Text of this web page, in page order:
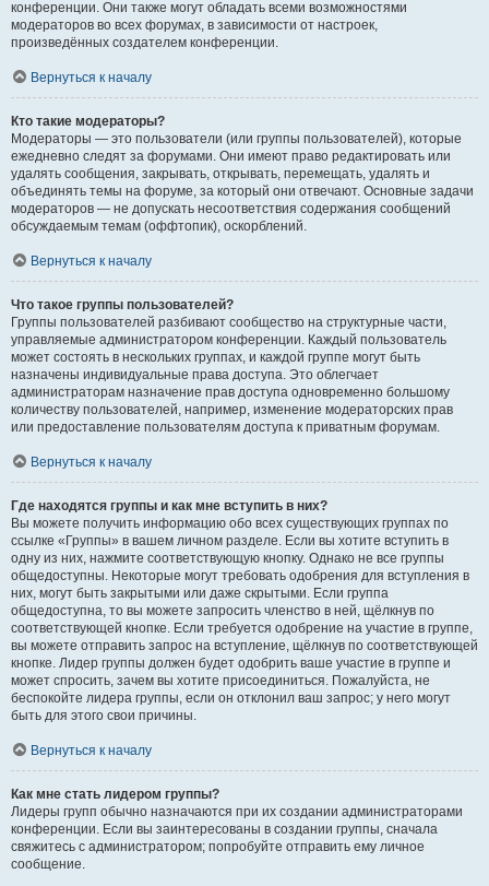
конференции. Они также могут обладать всеми возможностями
модераторов во всех форумах, в зависимости от настроек,
произведённых создателем конференции.
Вернуться к началу
Кто такие модераторы?
Модераторы — это пользователи (или группы пользователей), которые
ежедневно следят за форумами. Они имеют право редактировать или
удалять сообщения, закрывать, открывать, перемещать, удалять и
объединять темы на форуме, за который они отвечают. Основные задачи
модераторов — не допускать несоответствия содержания сообщений
обсуждаемым темам (оффтопик), оскорблений.
Вернуться к началу
Что такое группы пользователей?
Группы пользователей разбивают сообщество на структурные части,
управляемые администратором конференции. Каждый пользователь
может состоять в нескольких группах, и каждой группе могут быть
назначены индивидуальные права доступа. Это облегчает
администраторам назначение прав доступа одновременно большому
количеству пользователей, например, изменение модераторских прав
или предоставление пользователям доступа к приватным форумам.
Вернуться к началу
Где находятся группы и как мне вступить в них?
Вы можете получить информацию обо всех существующих группах по
ссылке «Группы» в вашем личном разделе. Если вы хотите вступить в
одну из них, нажмите соответствующую кнопку. Однако не все группы
общедоступны. Некоторые могут требовать одобрения для вступления в
них, могут быть закрытыми или даже скрытыми. Если группа
общедоступна, то вы можете запросить членство в ней, щёлкнув по
соответствующей кнопке. Если требуется одобрение на участие в группе,
вы можете отправить запрос на вступление, щёлкнув по соответствующей
кнопке. Лидер группы должен будет одобрить ваше участие в группе и
может спросить, зачем вы хотите присоединиться. Пожалуйста, не
беспокойте лидера группы, если он отклонил ваш запрос; у него могут
быть для этого свои причины.
Вернуться к началу
Как мне стать лидером группы?
Лидеры групп обычно назначаются при их создании администраторами
конференции. Если вы заинтересованы в создании группы, сначала
свяжитесь с администратором; попробуйте отправить ему личное
сообщение.